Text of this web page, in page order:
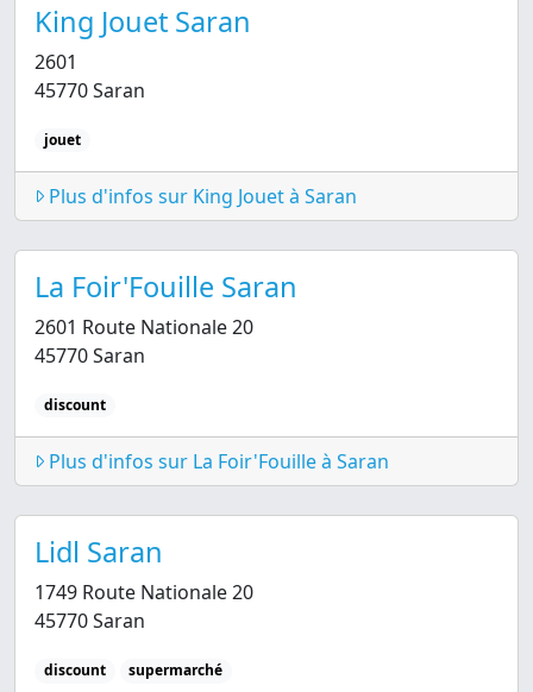
King Jouet Saran
2601
45770 Saran
jouet
Plus d'infos sur King Jouet à Saran
La Foir'Fouille Saran
2601 Route Nationale 20
45770 Saran
discount
Plus d'infos sur La Foir'Fouille à Saran
Lidl Saran
1749 Route Nationale 20
45770 Saran
discount supermarché